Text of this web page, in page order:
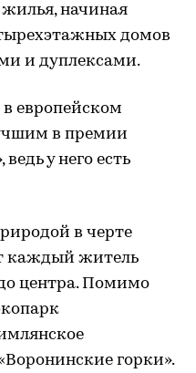
начиная
домов
и дуплексами.
европейском
в премии
у него есть
в черте
каждый житель
центра. Помимо
горки».